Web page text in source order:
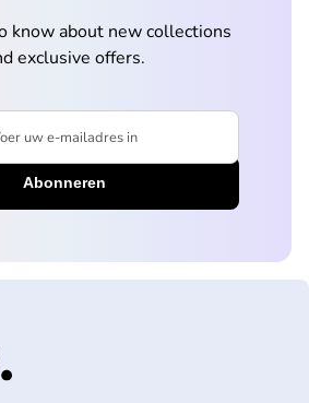
know about new collections
exclusive offers.
in